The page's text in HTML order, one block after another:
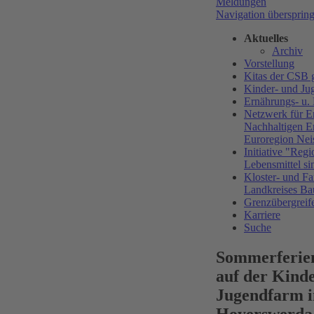
Navigation
Aktuelles
Archiv
Vorstellung
Kitas der CSB
Kinder- und
Ernährungs- u.
Netzwerk für
Nachhaltigen
Euroregion
Initiative
Lebensmittel
Kloster- und
Landkreises
Karriere
Suche
auf der
Jugendfarm